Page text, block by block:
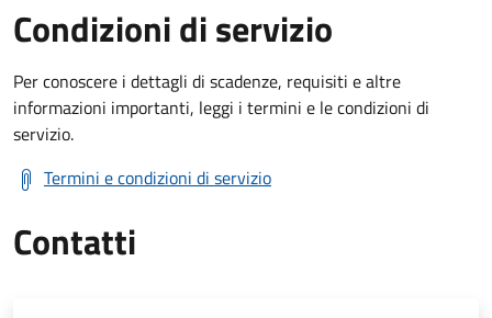
Condizioni di servizio
Per conoscere i dettagli di scadenze, requisiti e altre
informazioni importanti, leggi i termini e le condizioni di
servizio.
Termini e condizioni di servizio
Contatti